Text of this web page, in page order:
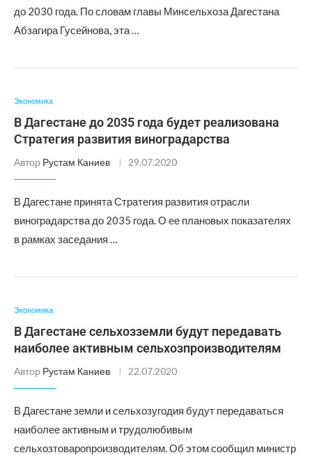
до 2030 года. По словам главы Минсельхоза Дагестана
Абзагира Гусейнова, эта …
Экономика
В Дагестане до 2035 года будет реализована
Стратегия развития виноградарства
Автор Рустам Каниев 29.07.2020
В Дагестане принята Стратегия развития отрасли
виноградарства до 2035 года. О ее плановых показателях
в рамках заседания …
Экономика
В Дагестане сельхозземли будут передавать
наиболее активным сельхозпроизводителям
Автор Рустам Каниев 22.07.2020
В Дагестане земли и сельхозугодия будут передаваться
наиболее активным и трудолюбивым
сельхозтоваропроизводителям. Об этом сообщил министр